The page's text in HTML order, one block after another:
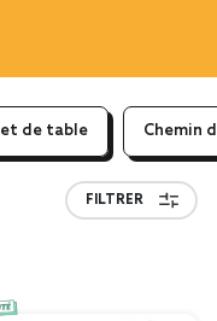
de table Chemin
FILTRER